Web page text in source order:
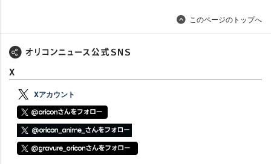
このページのトップへ
X
Xアカウント